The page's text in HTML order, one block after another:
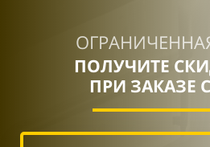
ПОЛУЧИТЕ
ПРИ ЗАКАЗЕ